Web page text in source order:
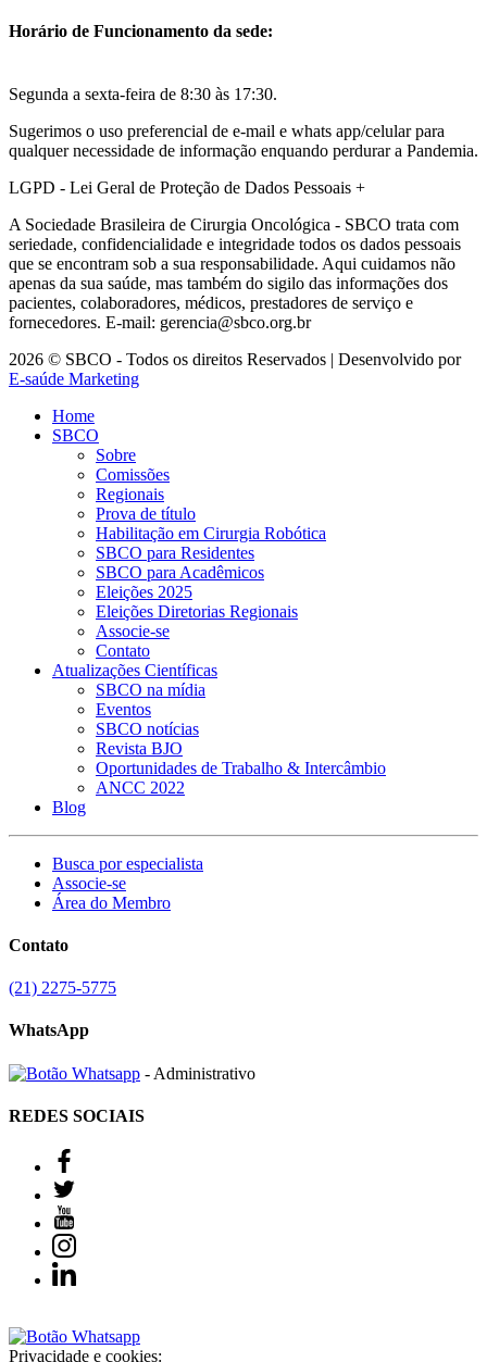
Horário de Funcionamento da sede:
Segunda a sexta-feira de 8:30 às 17:30.
Sugerimos o uso preferencial de e-mail e whats app/celular para
qualquer necessidade de informação enquando perdurar a Pandemia.
LGPD - Lei Geral de Proteção de Dados Pessoais +
A Sociedade Brasileira de Cirurgia Oncológica - SBCO trata com
seriedade, confidencialidade e integridade todos os dados pessoais
que se encontram sob a sua responsabilidade. Aqui cuidamos não
apenas da sua saúde, mas também do sigilo das informações dos
pacientes, colaboradores, médicos, prestadores de serviço e
fornecedores. E-mail: gerencia@sbco.org.br
2026 © SBCO - Todos os direitos Reservados | Desenvolvido por
E-saúde Marketing
Home
SBCO
Sobre
Comissões
Regionais
Prova de título
Habilitação em Cirurgia Robótica
SBCO para Residentes
SBCO para Acadêmicos
Eleições 2025
Eleições Diretorias Regionais
Associe-se
Contato
Atualizações Científicas
SBCO na mídia
Eventos
SBCO notícias
Revista BJO
Oportunidades de Trabalho & Intercâmbio
ANCC 2022
Blog
Busca por especialista
Associe-se
Área do Membro
Contato
(21) 2275-5775
WhatsApp
- Administrativo
REDES SOCIAIS
Privacidade e cookies: